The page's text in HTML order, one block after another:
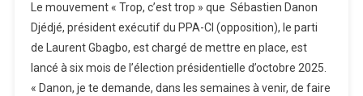
Le mouvement « Trop, c’est trop » que Sébastien Danon
Djédjé, président exécutif du PPA-CI (opposition), le parti
de Laurent Gbagbo, est chargé de mettre en place, est
lancé à six mois de l’élection présidentielle d’octobre 2025.
« Danon, je te demande, dans les semaines à venir, de faire